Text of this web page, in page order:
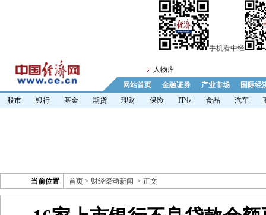
手机看中经
人物库
网站首页
金融证券 产业市场
国际经
股市
银行 基金 期货 理财 保险 IT业 食品 汽车
当前位置 首页 > 财经滚动新闻 > 正文